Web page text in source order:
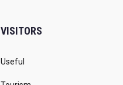
VISITORS
Useful